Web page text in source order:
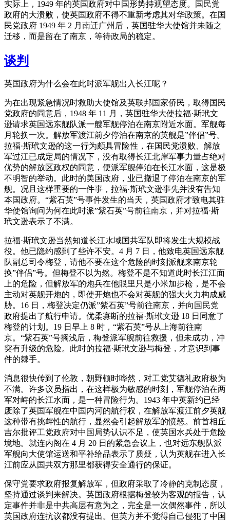
实际上，1949 年的英国政府对中国形势持观望态度。国民党
政府的大溃败，使英国政府不得不重新考虑其对华政策。在国
民党政府 1949 年 2 月南迁广州后，英国驻华大使馆并未随之
迁移，而是留在了南京，等待政局的稳定。
谈判
英国政府为什么会在此时派军舰出入长江呢？
为在出现紧急情况时救助大使馆及英联邦国家侨民，取得国民
党政府的同意后，1948 年 11 月，英国驻华大使拉福·斯玳文
逊请求英国远东舰队派一艘军舰停泊在南京附近水面。军舰每
月轮换一次。解放军渡江前夕停泊在南京的英舰是”伴侣”号。
拉福·斯玳文逊的这一行为颇具冒险性，在国民党溃败、解放
军过江已成定局的情况下，没有取得长江北岸军事力量占绝对
优势的解放区政权的同意，便派军舰停泊在长江水面，这是极
不明智的举动。此时的美国政府，业已撤退了停泊在南京的军
舰。况且这样重要的一件事，拉福·斯玳文逊事先并没有告知
本国政府。“紫石英”号事件发生的当天，英国政府才致电其驻
华使馆询问为何在此时派”紫石英”号前往南京，并对拉福·斯
玳文逊表示了不满。
拉福·斯玳文逊当然知道长江水域国共军队即将发生大规模战
役。他已隐约感到了些许不安。4 月 7 日，他致电英国远东舰
队副总司令梅登，请他不要在这个危险的时刻派舰来南京轮
换”伴侣”号。但梅登不以为然。梅登不是不知道此时长江江面
上的危险，但解放军的炮兵在他眼里只是小米加步枪，是不会
主动对英舰开炮的，即使开炮也不会对英舰的强大火力构成威
胁。16 日，梅登决定仍派”紫石英”号前往南京，并向国民党
政府提出了航行申请。优柔寡断的拉福·斯玳文逊 18 日同意了
梅登的计划。19 日早上 8 时，“紫石英”号从上海前往南
京。“紫石英”号搁浅后，梅登派军舰前往救援，但未成功，冲
突有升级的危险。此时的拉福·斯玳文逊与梅登，才意识到事
件的棘手。
消息很快传到了伦敦，朝野顿时哗然，对工党艾德礼政府极为
不满。许多议员指出，在这样极为敏感的时刻，军舰停泊在两
军对峙的长江水面，是一种冒险行为。1943 年中英新约已经
废除了英国军舰在中国内河的航行权，在解放军渡江前夕英舰
这种带有挑衅性的航行，显然会引起解放军的愤怒。前首相丘
吉尔批评工党政府对中国局势认识不足，使英国水兵处于危险
境地。就连内阁在 4 月 20 日的紧急会议上，也对远东舰队派
军舰向大使馆运送和平补给品表示了质疑，认为英舰在进入长
江前应从国共双方那里都获得安全通行的保证。
保守党要求政府报复解放军，但政府采取了冷静的克制态度，
坚持通过谈判来解决。英国政府根据梅登较为客观的报告，认
定事件并非是中共高层有意为之，完全是一次偶然事件，所以
英国政府连抗议都没有提出。但英方并不觉得自己侵犯了中国